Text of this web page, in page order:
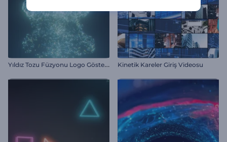
Y
ıldız Tozu Füzyonu Logo Gösterimi Kinetik Kareler Giriş Videosu